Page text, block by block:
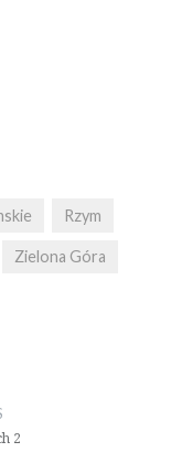
Rzym
Zielona Góra
2